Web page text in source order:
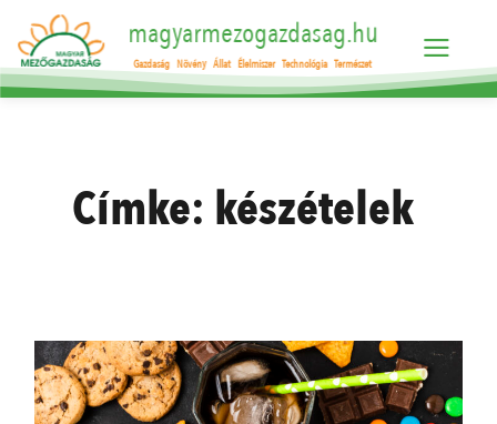
magyarmezogazdasag.hu
Gazdaság Növény Állat Élelmiszer Technológia Természet
Címke: készételek